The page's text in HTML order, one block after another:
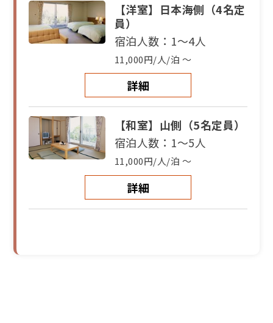
【洋室】日本海側（4名定
員）
宿泊人数：1～4人
11,000円/人/泊 ～
詳細
【和室】山側（5名定員）
宿泊人数：1～5人
11,000円/人/泊 ～
詳細